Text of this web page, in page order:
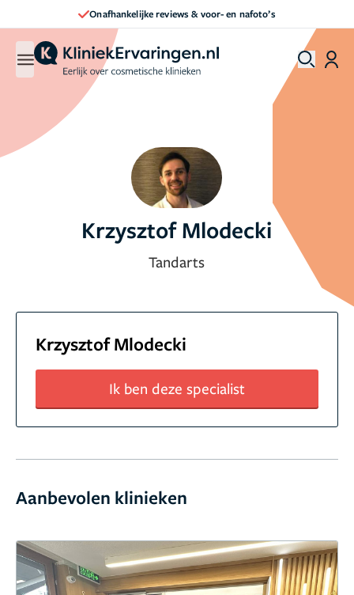
Onafhankelijke reviews & voor- en nafoto’s
Krzysztof Mlodecki
Tandarts
Krzysztof Mlodecki
Ik ben deze specialist
Aanbevolen klinieken